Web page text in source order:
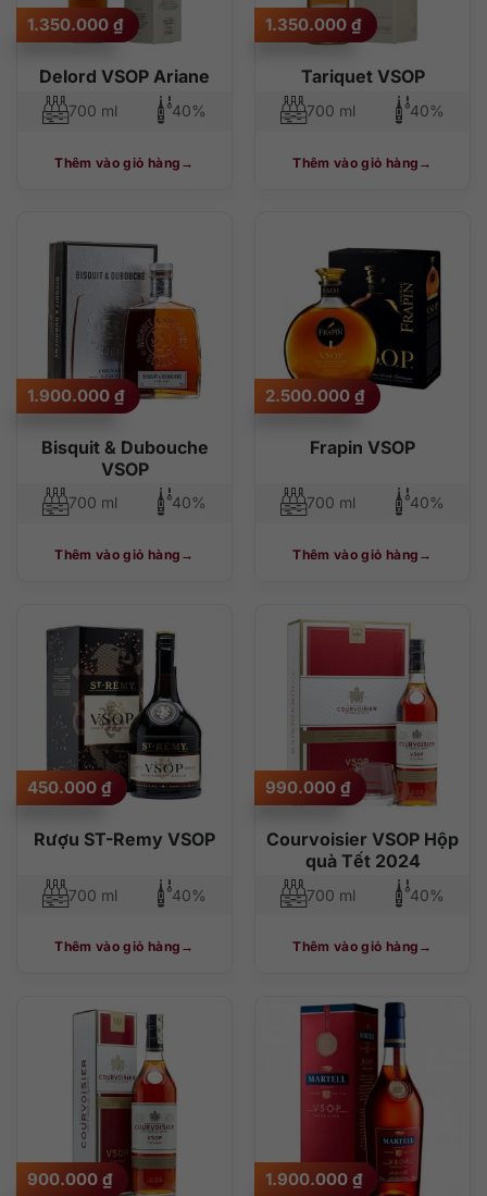
Delord VSOP Ariane
1.350.000 ₫
700 ml 40%
Thêm vào giỏ hàng
Tariquet VSOP
1.350.000 ₫
700 ml 40%
Thêm vào giỏ hàng
Bisquit & Dubouche
VSOP
1.900.000 ₫
700 ml 40%
Thêm vào giỏ hàng
Frapin VSOP
2.500.000 ₫
700 ml 40%
Thêm vào giỏ hàng
Rượu ST-Remy VSOP
450.000 ₫
700 ml 40%
Thêm vào giỏ hàng
Courvoisier VSOP Hộp
quà Tết 2024
990.000 ₫
700 ml 40%
Thêm vào giỏ hàng
900.000 ₫ 1.900.000 ₫